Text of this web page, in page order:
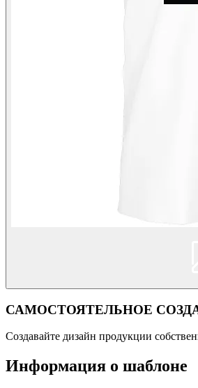
САМОСТОЯТЕЛЬНОЕ
Создавайте дизайн продукции
Информация о шаблоне